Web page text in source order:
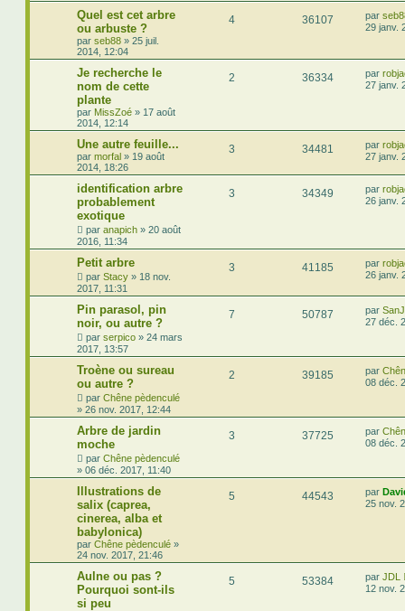
Quel est cet arbre
ou arbuste ?
par seb88 » 25 juil.
2014, 12:04
4 36107 par
29 janv.
Je recherche le
nom de cette
plante
par MissZoé » 17 août
2014, 12:14
2 36334 par
27 janv.
Une autre feuille...
par morfal » 19 août
2014, 18:26
3 34481 par
27 janv.
identification arbre
probablement
exotique
par anapich » 20 août
2016, 11:34
3 34349 par
26 janv.
Petit arbre
par Stacy » 18 nov.
2017, 11:31
3 41185 par
26 janv.
Pin parasol, pin
noir, ou autre ?
par serpico » 24 mars
2017, 13:57
7 50787 par
27 déc.
Troène ou sureau
ou autre ?
par Chêne pèdenculé
» 26 nov. 2017, 12:44
2 39185 par
08 déc.
Arbre de jardin
moche
par Chêne pèdenculé
» 06 déc. 2017, 11:40
3 37725 par
08 déc.
Illustrations de
salix (caprea,
cinerea, alba et
babylonica)
par Chêne pèdenculé »
24 nov. 2017, 21:46
5 44543 par
25 nov.
Aulne ou pas ?
Pourquoi sont-ils
si peu
5 53384 par JDL
12 nov.